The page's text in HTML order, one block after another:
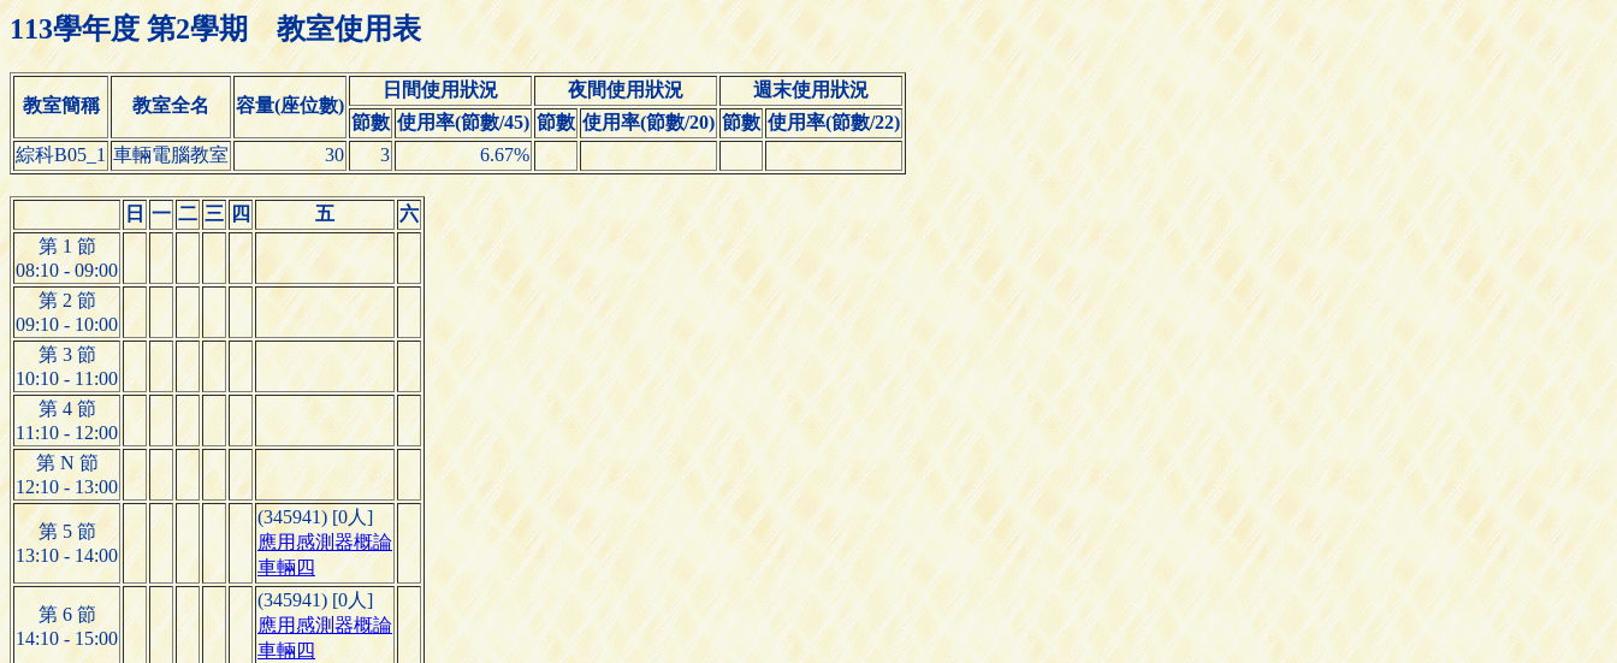
113學年度 第2學期 教室使用表
教室簡稱 教室全名 容量(座位數)
日間使用狀況 夜間使用狀況
週末使用狀況
節數 使用率(節數/45) 節數 使用率(節數/20) 節數 使用率(節數/22)
綜科B05_1 車輛電腦教室 30 3 6.67%
日 一 二 三 四 五
六
第 1 節
08:10 - 09:00
第 2 節
09:10 - 10:00
第 3 節
10:10 - 11:00
第 4 節
11:10 - 12:00
第 N 節
12:10 - 13:00
第 5 節
13:10 - 14:00
(345941) [0人]
應用感測器概論
車輛四
第 6 節
14:10 - 15:00
(345941) [0人]
應用感測器概論
車輛四